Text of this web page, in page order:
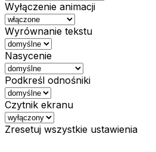
Wyłączenie animacji
Wyrównanie tekstu
Nasycenie
Podkreśl odnośniki
Czytnik ekranu
Zresetuj wszystkie ustawienia